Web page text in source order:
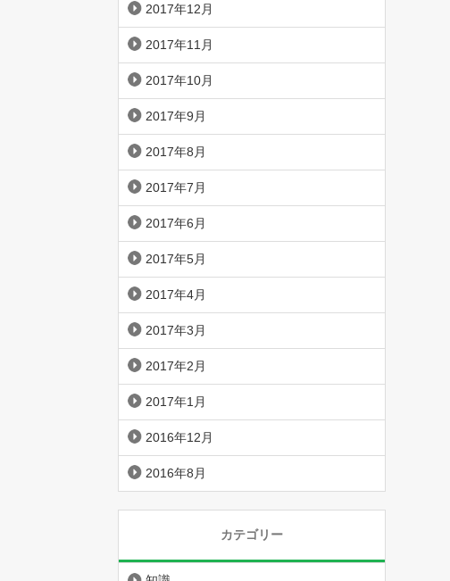
2017年12月
2017年11月
2017年10月
2017年9月
2017年8月
2017年7月
2017年6月
2017年5月
2017年4月
2017年3月
2017年2月
2017年1月
2016年12月
2016年8月
カテゴリー